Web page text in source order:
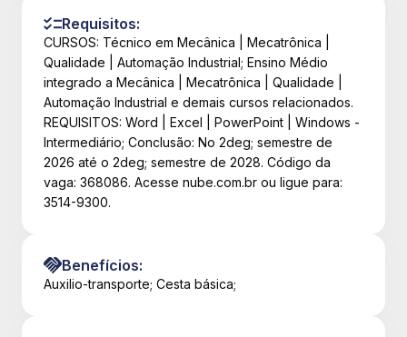
Requisitos:
CURSOS: Técnico em Mecânica | Mecatrônica |
Qualidade | Automação Industrial; Ensino Médio
integrado a Mecânica | Mecatrônica | Qualidade |
Automação Industrial e demais cursos relacionados.
REQUISITOS: Word | Excel | PowerPoint | Windows -
Intermediário; Conclusão: No 2deg; semestre de
2026 até o 2deg; semestre de 2028. Código da
vaga: 368086. Acesse nube.com.br ou ligue para:
3514-9300.
Benefícios:
Auxilio-transporte; Cesta básica;